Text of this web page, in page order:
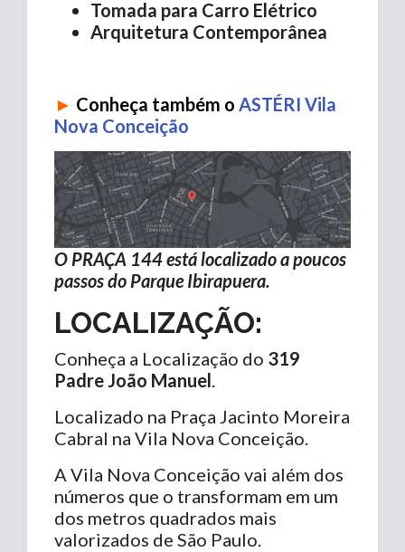
Tomada para Carro Elétrico
Arquitetura Contemporânea
► Conheça também o ASTÉRI Vila
Nova Conceição
O PRAÇA 144 está localizado a poucos
passos do Parque Ibirapuera.
LOCALIZAÇÃO:
Conheça a Localização do 319
Padre João Manuel.
Localizado na Praça Jacinto Moreira
Cabral na Vila Nova Conceição.
A Vila Nova Conceição vai além dos
números que o transformam em um
dos metros quadrados mais
valorizados de São Paulo.